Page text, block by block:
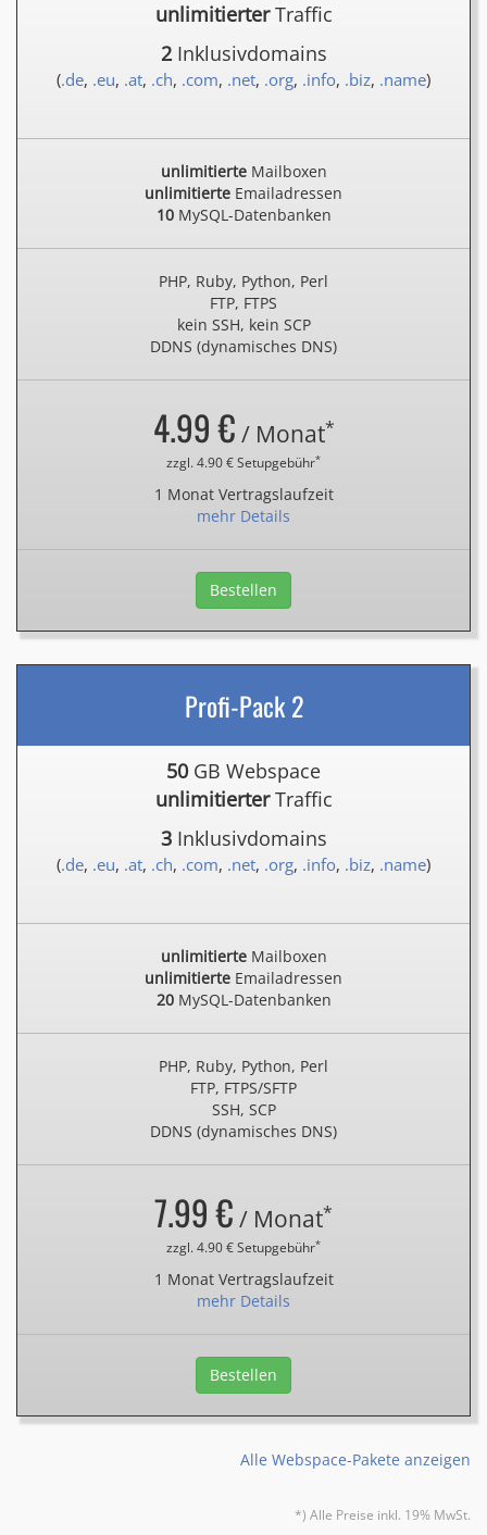
unlimitierterTraffic
2Inklusivdomains
(.de, .eu, .at, .ch, .com, .net, .org, .info, .biz, .name)
unlimitierteMailboxen
unlimitierte Emailadressen
10MySQL-Datenbanken
PHP, Ruby, Python, Perl
FTP, FTPS
kein SSH, kein SCP
DDNS (dynamisches DNS)
4.99 € / Monat*
zzgl. 4.90 € Setupgebühr*
1 Monat Vertragslaufzeit
mehr Details
Bestellen
Profi-Pack 2
50 GB Webspace
unlimitierterTraffic
3Inklusivdomains
(.de, .eu, .at, .ch, .com, .net, .org, .info, .biz, .name)
unlimitierteMailboxen
unlimitierte Emailadressen
20MySQL-Datenbanken
PHP, Ruby, Python, Perl
FTP, FTPS/SFTP
SSH, SCP
DDNS (dynamisches DNS)
7.99 € / Monat*
zzgl. 4.90 € Setupgebühr*
1 Monat Vertragslaufzeit
mehr Details
Bestellen
Alle Webspace-Pakete anzeigen
*) Alle Preise inkl. 19% MwSt.